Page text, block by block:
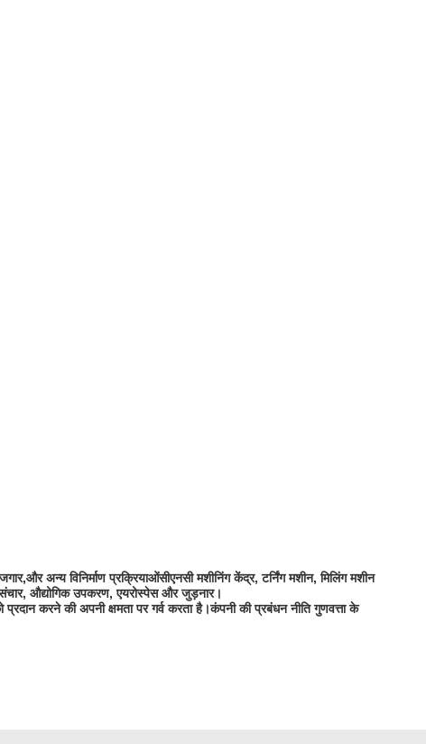
अन्य विनिर्माण प्रक्रियाओंसीएनसी मशीनिंग केंद्र, टर्निंग मशीन, मिलिंग मशीन
औद्योगिक उपकरण, एयरोस्पेस और जुड़नार।
करने की अपनी क्षमता पर गर्व करता है।कंपनी की प्रबंधन नीति गुणवत्ता के